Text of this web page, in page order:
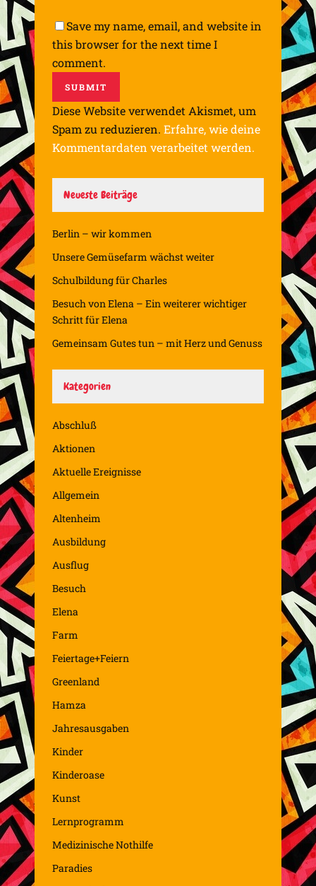
Save my name, email, and website in
this browser for the next time I
comment.
Diese Website verwendet Akismet, um
Spam zu reduzieren. Erfahre, wie deine
Kommentardaten verarbeitet werden.
Neueste Beiträge
Berlin – wir kommen
Unsere Gemüsefarm wächst weiter
Schulbildung für Charles
Besuch von Elena – Ein weiterer wichtiger
Schritt für Elena
Gemeinsam Gutes tun – mit Herz und Genuss
Kategorien
Abschluß
Aktionen
Aktuelle Ereignisse
Allgemein
Altenheim
Ausbildung
Ausflug
Besuch
Elena
Farm
Feiertage+Feiern
Greenland
Hamza
Jahresausgaben
Kinder
Kinderoase
Kunst
Lernprogramm
Medizinische Nothilfe
Paradies